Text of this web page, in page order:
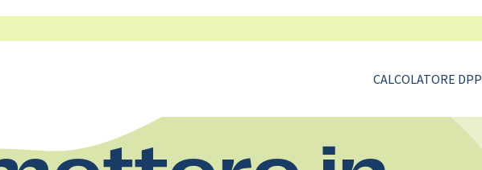
CALCOLATORE DPP